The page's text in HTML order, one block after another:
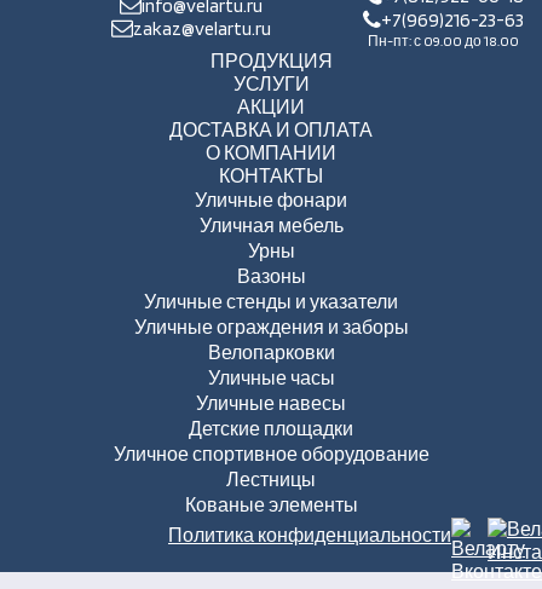
info@velartu.ru
zakaz@velartu.ru
+7(969)216-23-63
Пн-пт: с 09.00 до 18.00
ПРОДУКЦИЯ
УСЛУГИ
АКЦИИ
ДОСТАВКА И ОПЛАТА
О КОМПАНИИ
КОНТАКТЫ
Уличные фонари
Уличная мебель
Урны
Вазоны
Уличные стенды и указатели
Уличные ограждения и заборы
Велопарковки
Уличные часы
Уличные навесы
Детские площадки
Уличное спортивное оборудование
Лестницы
Кованые элементы
Политика конфиденциальности